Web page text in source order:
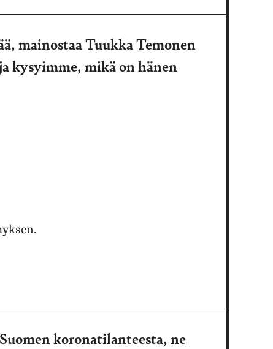
mainostaa Tuukka Temonen
kysyimme, mikä on hänen
koronatilanteesta, ne